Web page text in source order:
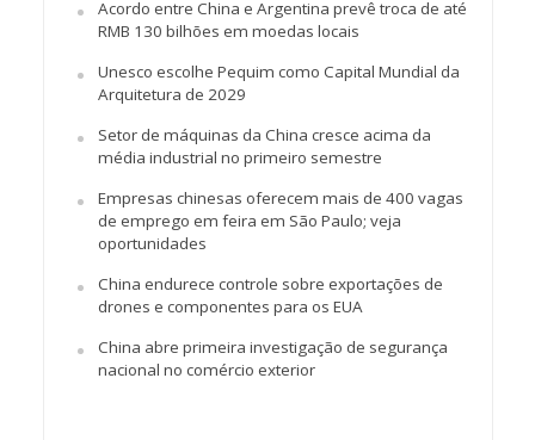
Acordo entre China e Argentina prevê troca de até
RMB 130 bilhões em moedas locais
Unesco escolhe Pequim como Capital Mundial da
Arquitetura de 2029
Setor de máquinas da China cresce acima da
média industrial no primeiro semestre
Empresas chinesas oferecem mais de 400 vagas
de emprego em feira em São Paulo; veja
oportunidades
China endurece controle sobre exportações de
drones e componentes para os EUA
China abre primeira investigação de segurança
nacional no comércio exterior